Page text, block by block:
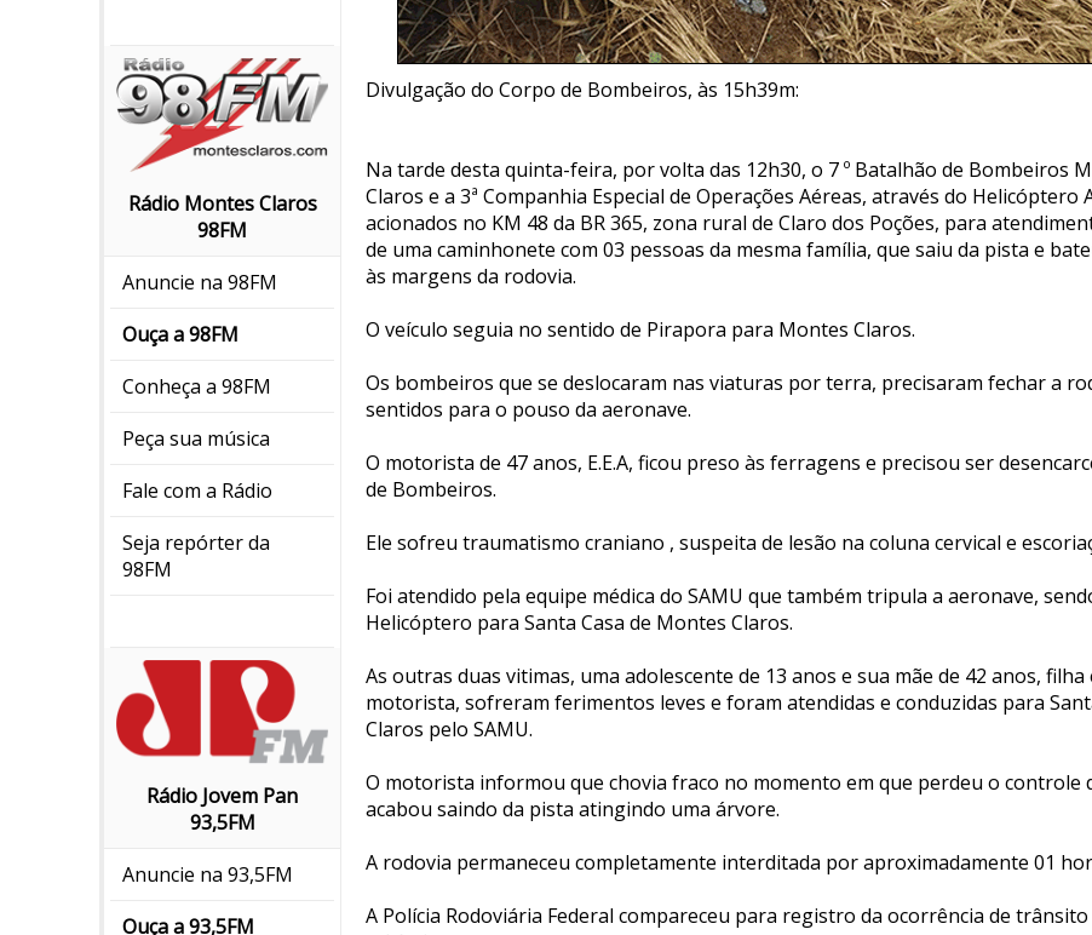
Rádio Montes Claros
98FM
Anuncie na 98FM
Ouça a 98FM
Conheça a 98FM
Peça sua música
Fale com a Rádio
Seja repórter da
98FM
Rádio Jovem Pan
93,5FM
Anuncie na 93,5FM
Ouça a 93,5FM
Divulgação do Corpo de Bombeiros, às 15h39m:
Na tarde desta quinta-feira, por volta das 12h30, o 7 º Batalhão de Bombeiros
Claros e a 3ª Companhia Especial de Operações Aéreas, através do Helicóptero
acionados no KM 48 da BR 365, zona rural de Claro dos Poções, para
de uma caminhonete com 03 pessoas da mesma família, que saiu da pista e
às margens da rodovia.
O veículo seguia no sentido de Pirapora para Montes Claros.
Os bombeiros que se deslocaram nas viaturas por terra, precisaram fechar a
sentidos para o pouso da aeronave.
O motorista de 47 anos, E.E.A, ficou preso às ferragens e precisou ser
de Bombeiros.
Ele sofreu traumatismo craniano , suspeita de lesão na coluna cervical e
Foi atendido pela equipe médica do SAMU que também tripula a aeronave,
Helicóptero para Santa Casa de Montes Claros.
As outras duas vitimas, uma adolescente de 13 anos e sua mãe de 42 anos, filha
motorista, sofreram ferimentos leves e foram atendidas e conduzidas para
Claros pelo SAMU.
O motorista informou que chovia fraco no momento em que perdeu o controle
acabou saindo da pista atingindo uma árvore.
A rodovia permaneceu completamente interditada por aproximadamente 01
A Polícia Rodoviária Federal compareceu para registro da ocorrência de